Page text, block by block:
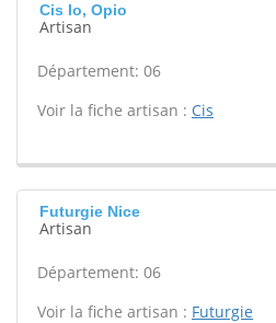
Cis Io, Opio
Artisan
Département: 06
Voir la fiche artisan : Cis
Futurgie Nice
Artisan
Département: 06
Voir la fiche artisan : Futurgie